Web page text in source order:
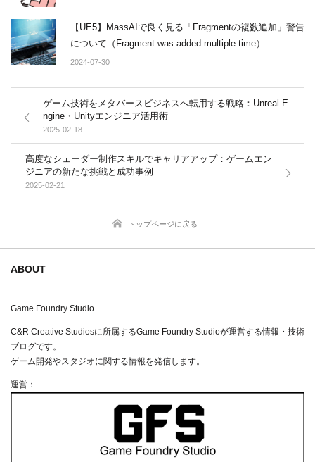
【UE5】MassAIで良く見る「Fragmentの複数追加」警告
について（Fragment was added multiple time）
2024-07-30
ゲーム技術をメタバースビジネスへ転用する戦略：Unreal E
ngine・Unityエンジニア活用術
2025-02-18
高度なシェーダー制作スキルでキャリアアップ：ゲームエン
ジニアの新たな挑戦と成功事例
2025-02-21
トップページに戻る
ABOUT
Game Foundry Studio
C&R Creative Studiosに所属するGame Foundry Studioが運営する情報・技術
ブログです。
ゲーム開発やスタジオに関する情報を発信します。
運営：